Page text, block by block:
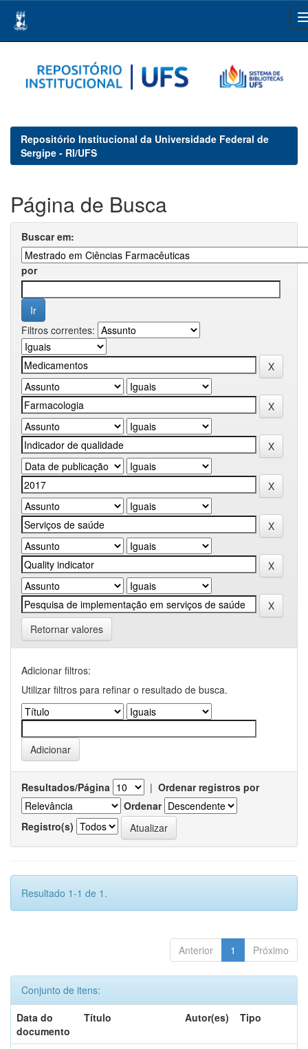
navigation
Repositório Institucional da Universidade Federal de
Sergipe - RI/UFS
Página de Busca
Buscar em:
por
Filtros correntes:
Retornar valores
Adicionar filtros:
Utilizar filtros para refinar o resultado de busca.
Resultados/Página | Ordenar registros por
Ordenar
Registro(s)
Resultado 1-1 de 1.
Anterior 1 Próximo
Conjunto de itens:
Data do
documento
Título Autor(es) Tipo